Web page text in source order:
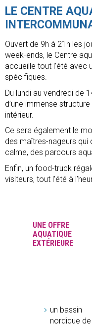
LE CENTRE
Ouvert de 9h à 21h les
week-ends, le Centre
accueille tout l’été avec
spécifiques.
Du lundi au vendredi de
d’une immense
intérieur.
Ce sera également le
des maîtres-nageurs qui
calme, des parcours
Enfin, un food-truck
visiteurs, tout l’été à
UNE OFFRE
AQUATIQUE
EXTÉRIEURE
un bassin
nordique de